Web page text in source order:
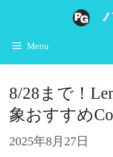
ツ
へ
ス
Menu
8/28まで！
象おすすめ
2025年8月27日